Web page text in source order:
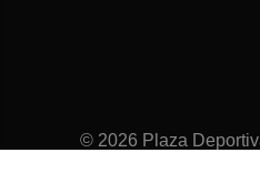
© 2026 Plaza